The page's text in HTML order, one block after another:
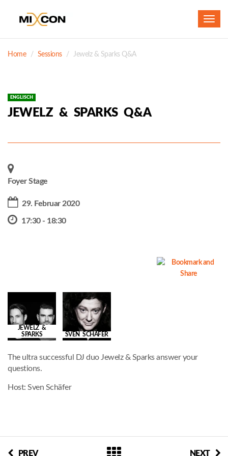
Home Sessions Jewelz & Sparks Q&A
ENGLISCH
JEWELZ & SPARKS Q&A
Foyer Stage
29. Februar 2020
17:30 - 18:30
JEWELZ &
SPARKS
SVEN SCHÄFER
The ultra successful DJ duo Jewelz & Sparks answer your
questions.
Host: Sven Schäfer
PREV NEXT